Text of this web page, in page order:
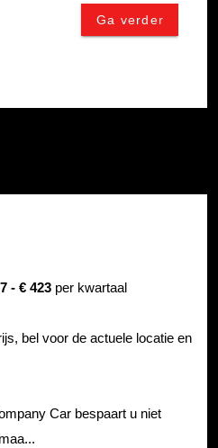
- € 423 per kwartaal
bel voor de actuele locatie en
Car bespaart u niet